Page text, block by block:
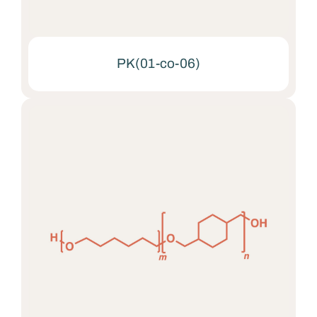
PK(01-co-06)